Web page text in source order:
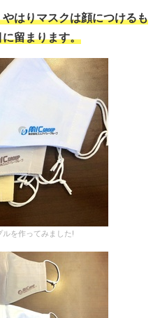
はりマスクは顔につけるも
留まります。
を作ってみました!